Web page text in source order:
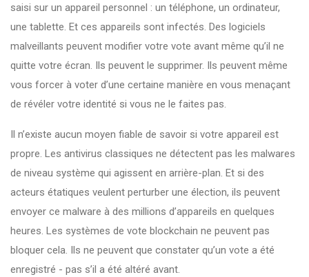
saisi sur un appareil personnel : un téléphone, un ordinateur,
une tablette. Et ces appareils sont infectés. Des logiciels
malveillants peuvent modifier votre vote avant même qu’il ne
quitte votre écran. Ils peuvent le supprimer. Ils peuvent même
vous forcer à voter d’une certaine manière en vous menaçant
de révéler votre identité si vous ne le faites pas.
Il n’existe aucun moyen fiable de savoir si votre appareil est
propre. Les antivirus classiques ne détectent pas les malwares
de niveau système qui agissent en arrière-plan. Et si des
acteurs étatiques veulent perturber une élection, ils peuvent
envoyer ce malware à des millions d’appareils en quelques
heures. Les systèmes de vote blockchain ne peuvent pas
bloquer cela. Ils ne peuvent que constater qu’un vote a été
enregistré - pas s’il a été altéré avant.